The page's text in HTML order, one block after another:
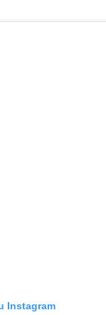
Instagram